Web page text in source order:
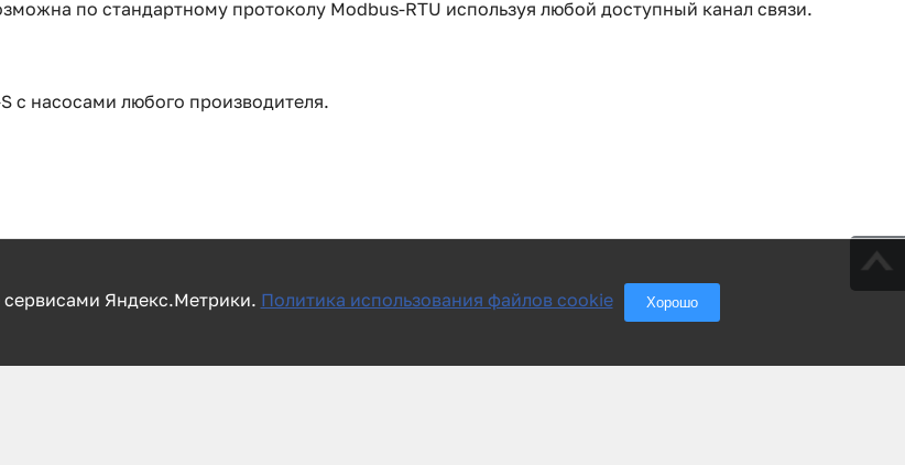
по стандартному протоколу Modbus-RTU используя любой доступный канал связи.
с насосами любого производителя.
Яндекс.Метрики. Политика использования файлов cookie Хорошо